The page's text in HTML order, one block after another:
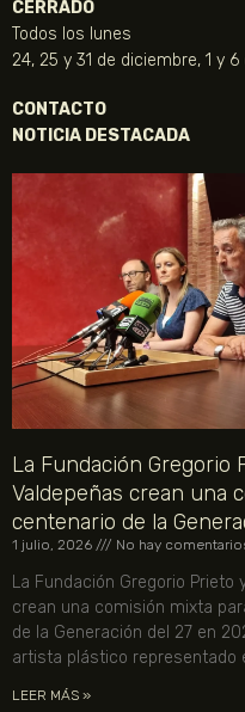
CERRADO
Todos los lunes
24, 25 y 31 de diciembre, 1 y
CONTACTO
NOTICIA DESTACADA
La Fundación
Valdepeñas crean una
centenario de la
1 julio, 2026 No hay
La Fundación Gregorio
crean una comisión mixta
de la Generación del 27 en
artista plástico representado
LEER MÁS »